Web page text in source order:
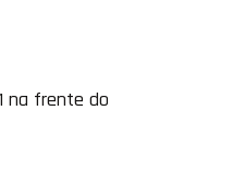
na frente do